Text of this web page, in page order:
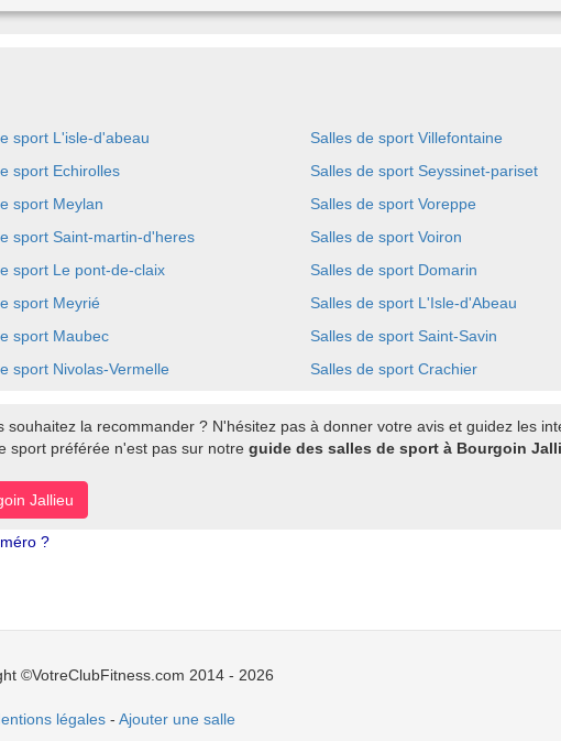
sport L'isle-d'abeau
Salles de sport Villefontaine
sport Echirolles
Salles de sport Seyssinet-pariset
sport Meylan
Salles de sport Voreppe
sport Saint-martin-d'heres
Salles de sport Voiron
sport Le pont-de-claix
Salles de sport Domarin
sport Meyrié
Salles de sport L'Isle-d'Abeau
sport Maubec
Salles de sport Saint-Savin
sport Nivolas-Vermelle Salles de sport Crachier
la recommander ? N'hésitez pas à donner votre avis et guidez les
sport préférée n'est pas sur notre guide des salles de sport à Bourgoin
Jallieu
?
©VotreClubFitness.com 2014 - 2026
légales- Ajouter une salle